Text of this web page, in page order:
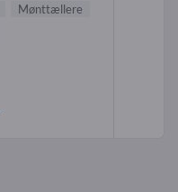
Mønttællere